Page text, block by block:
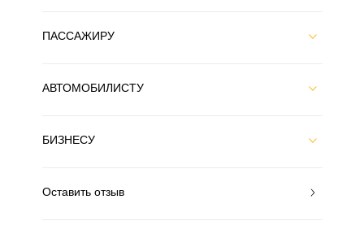
ПАССАЖИРУ
АВТОМОБИЛИСТУ
БИЗНЕСУ
Оставить отзыв